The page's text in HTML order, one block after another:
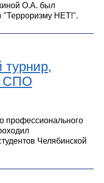
О.А. был
"Терроризму НЕТ!".
турнир,
СПО
профессионального
Челябинской